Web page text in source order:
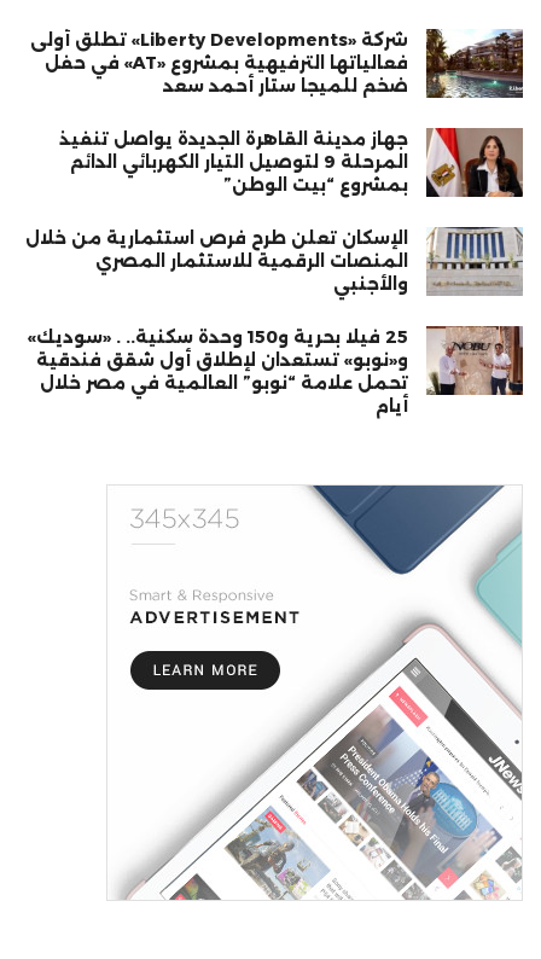
شركة «Liberty Developments» تطلق أولى
فعالياتها الترفيهية بمشروع «AT» في حفل
ضخم للميجا ستار أحمد سعد
جهاز مدينة القاهرة الجديدة يواصل تنفيذ
المرحلة 9 لتوصيل التيار الكهربائي الدائم
بمشروع “بيت الوطن”
الإسكان تعلن طرح فرص استثمارية من خلال
المنصات الرقمية للاستثمار المصري
والأجنبي
25 فيلا بحرية و150 وحدة سكنية.. . «سوديك»
و«نوبو» تستعدان لإطلاق أول شقق فندقية
تحمل علامة “نوبو” العالمية في مصر خلال
أيام